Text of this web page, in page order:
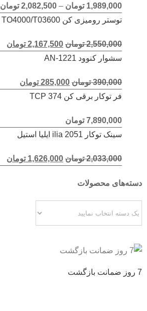
امتیاز5.00
از 5
1,989,000 تومان –
2,082,500 تومان
توستر رومیزی کن CAN TO4000/T03600
امتیاز5.00
از 5
2,550,000 تومان 2,167,500 تومان
سشوار کنوود AN-1221
امتیاز5.00
از 5
390,000 تومان 285,000 تومان
فر توکار برقی کن TCP 374
امتیاز5.00
از 5
7,890,000 تومان
سینک توکار 2051 ilia ایلیا استیل
امتیاز5.00
از 5
2,033,000 تومان 1,626,000 تومان
دسته‌های محصولات
7 روز ضمانت بازگشت